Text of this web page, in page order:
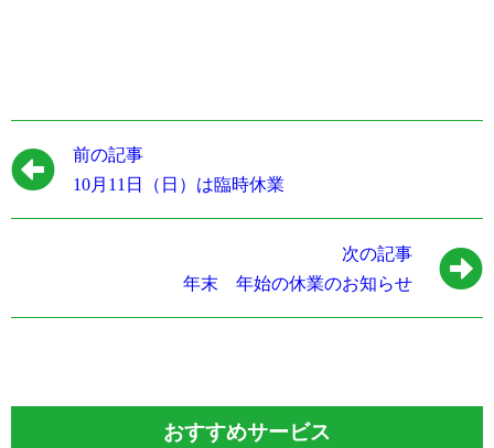
前の記事
10月11日（日）は臨時休業
次の記事
年末 年始の休業のお知らせ
おすすめサービス